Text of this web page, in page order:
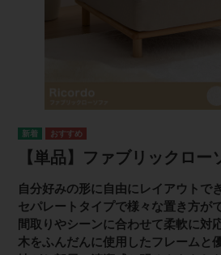
【単品】ファブリックロー
自分好みの形に自由にレイアウトで
セパレートタイプで様々な置き方が
間取りやシーンに合わせて柔軟に対
木をふんだんに使用したフレームと